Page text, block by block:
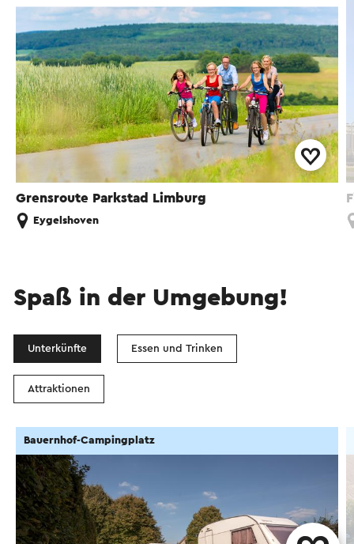
Grensroute Parkstad Limburg
Eygelshoven
Spaß in der Umgebung!
Unterkünfte Essen und Trinken
Attraktionen
Bauernhof-Campingplatz